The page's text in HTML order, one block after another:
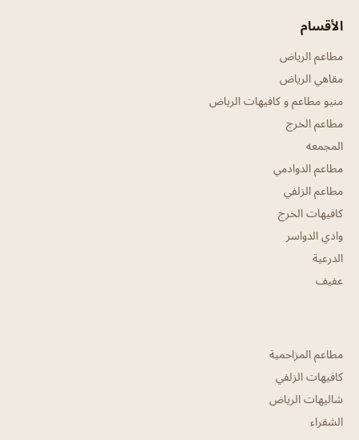
الأقسام
مطاعم الرياض
مقاهي الرياض
منيو مطاعم و كافيهات الرياض
مطاعم الخرج
المجمعه
مطاعم الدوادمي
مطاعم الزلفي
كافيهات الخرج
وادي الدواسر
الدرعية
عفيف
مطاعم المزاحمية
كافيهات الزلفي
شاليهات الرياض
الشقراء